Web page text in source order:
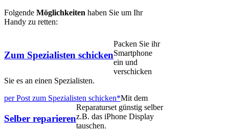
Folgende Möglichkeiten haben Sie um Ihr
Handy zu retten:
Zum Spezialisten schicken
Packen Sie ihr
Smartphone
ein und
verschicken
Sie es an einen Spezialisten.
per Post zum Spezialisten schicken*
Selber reparieren
Mit dem
Reparaturset günstig selber
z.B. das iPhone Display
tauschen.